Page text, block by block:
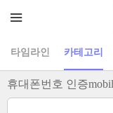
타임라인 카테고리
휴대폰번호 인증